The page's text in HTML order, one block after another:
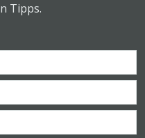
Tipps.